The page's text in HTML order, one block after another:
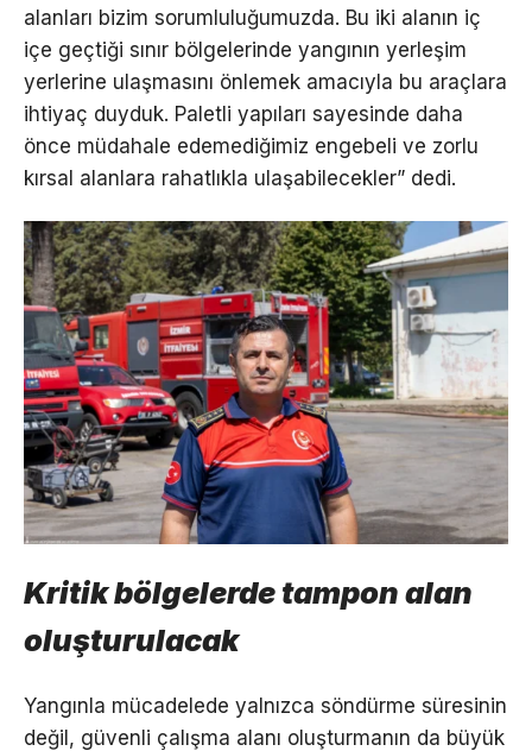
alanları bizim sorumluluğumuzda. Bu iki alanın iç
içe geçtiği sınır bölgelerinde yangının yerleşim
yerlerine ulaşmasını önlemek amacıyla bu araçlara
ihtiyaç duyduk. Paletli yapıları sayesinde daha
önce müdahale edemediğimiz engebeli ve zorlu
kırsal alanlara rahatlıkla ulaşabilecekler” dedi.
Kritik bölgelerde tampon alan
oluşturulacak
Yangınla mücadelede yalnızca söndürme süresinin
değil, güvenli çalışma alanı oluşturmanın da büyük